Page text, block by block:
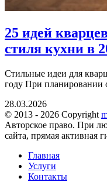
25 идей
стиля кухни в
Стильные идеи для
году При планировании
28.03.2026
© 2013 - 2026 Copyright
Авторское право. При
сайта, прямая активная
Главная
Услуги
Контакты